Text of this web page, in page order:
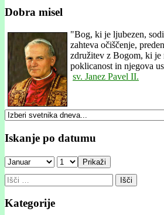
Dobra misel
"Bog, ki je ljubezen,
zahteva očiščenje,
združitev z Bogom, ki je
poklicanost in njegova
sv. Janez Pavel II.
Iskanje po datumu
Prikaži
Išči:
Kategorije